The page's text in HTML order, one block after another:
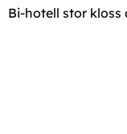
Bi-hotell stor kloss